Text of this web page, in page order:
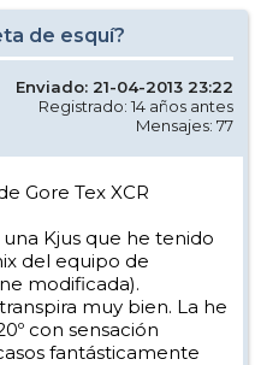
de esquí?
Enviado: 21-04-2013 23:22
Registrado: 14 años antes
Mensajes: 77
Gore Tex XCR
Kjus que he tenido
del equipo de
modificada).
muy bien. La he
con sensación
fantásticamente